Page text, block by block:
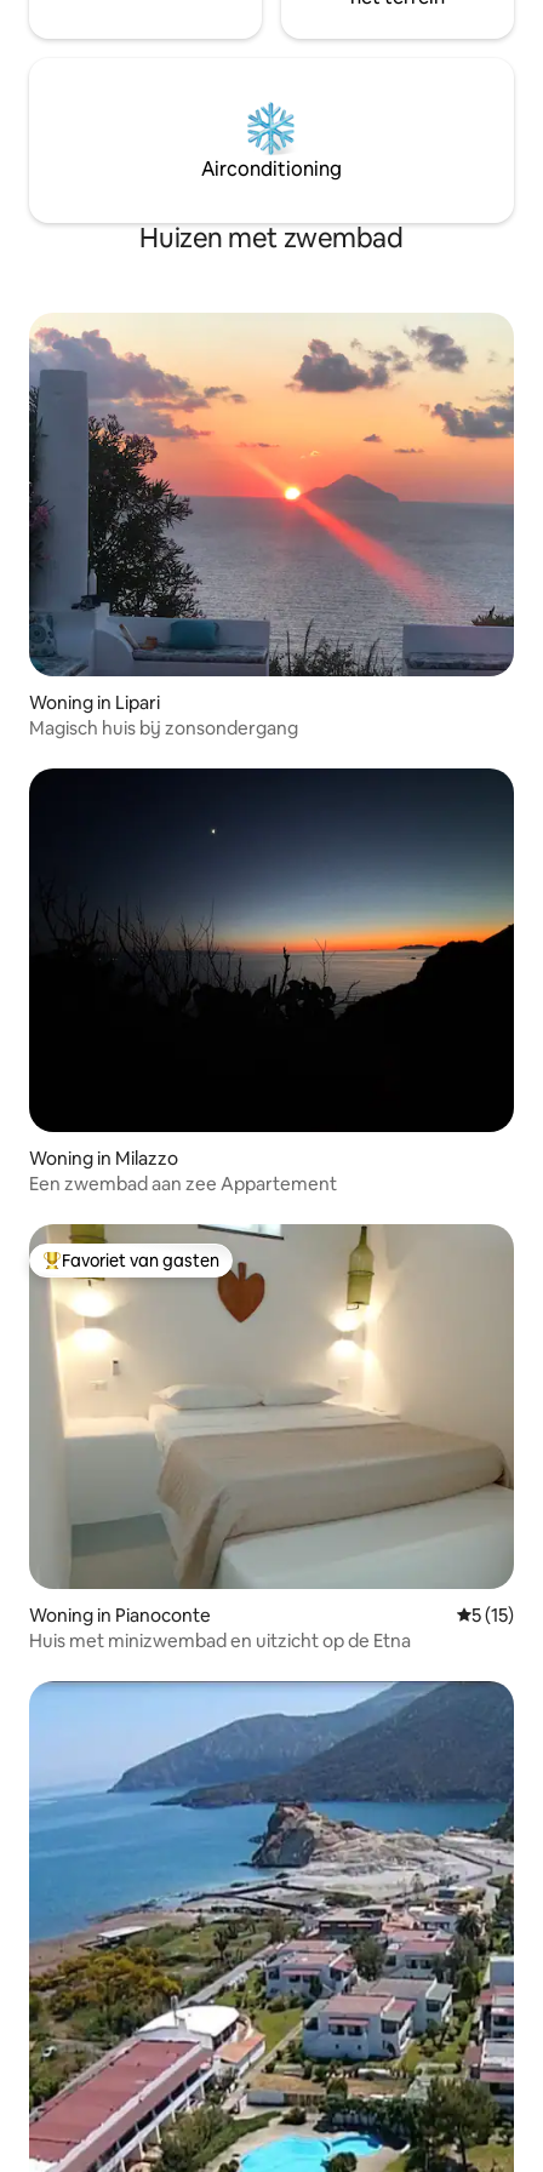
Airconditioning
Huizen met zwembad
Woning in Lipari
Magisch huis bij zonsondergang
Woning in Milazzo
Een zwembad aan zee Appartement
Topfavoriet van gasten
Favoriet van gasten
Woning in Pianoconte
5 (15)
Huis met minizwembad en uitzicht op de Etna